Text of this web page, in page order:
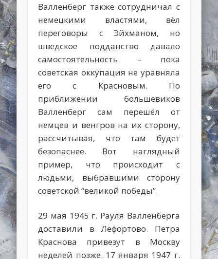
Валленберг также сотрудничал с
немецкими властями, вёл
переговоры с Эйхманом, но
шведское подданство давало
самостоятельность – пока
советская оккупация не уравняла
его с Красновым. По
приближении большевиков
Валленберг сам перешёл от
немцев и венгров на их сторону,
рассчитывая, что там будет
безопаснее. Вот наглядный
пример, что происходит с
людьми, выбравшими сторону
советской “великой победы”.
29 мая 1945 г. Рауля Валленберга
доставили в Лефортово. Петра
Краснова привезут в Москву
неделей позже. 17 января 1947 г.